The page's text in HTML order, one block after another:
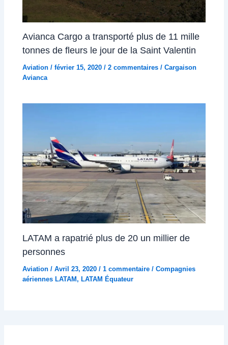
Avianca Cargo a transporté plus de 11 mille
tonnes de fleurs le jour de la Saint Valentin
Aviation /février 15, 2020/2 commentaires /Cargaison
Avianca
LATAM a rapatrié plus de 20 un millier de
personnes
Aviation /Avril 23, 2020/1 commentaire /Compagnies
aériennes LATAM,LATAM Équateur